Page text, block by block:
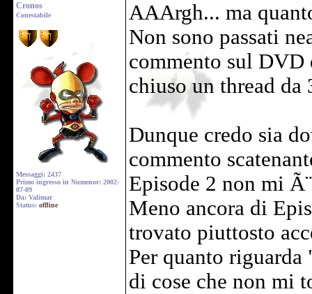
Cronos
Conestabile
Messaggi: 2437
Primo ingresso in Numenor: 2002-
07-09
Da: Valimar
Status: offline
AAArgh... ma
Non sono passati
commento sul DVD
chiuso un thread da
Dunque credo sia
commento
Episode 2 non mi
Meno ancora di
trovato piuttosto
Per quanto
di cose che non mi